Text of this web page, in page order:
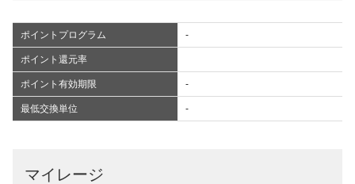
ポイントプログラム -
ポイント還元率
ポイント有効期限 -
最低交換単位 -
マイレージ